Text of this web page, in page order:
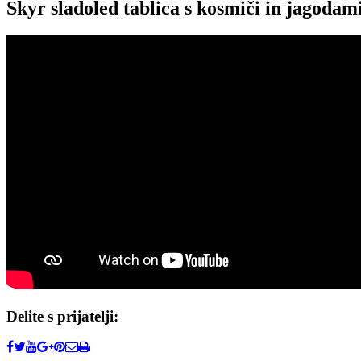
Skyr sladoled tablica s kosmiči in
Delite s prijatelji: